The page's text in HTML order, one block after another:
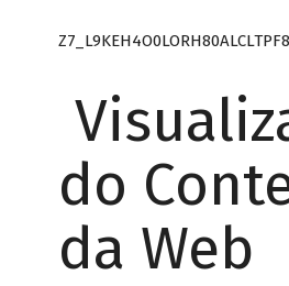
do
da Web